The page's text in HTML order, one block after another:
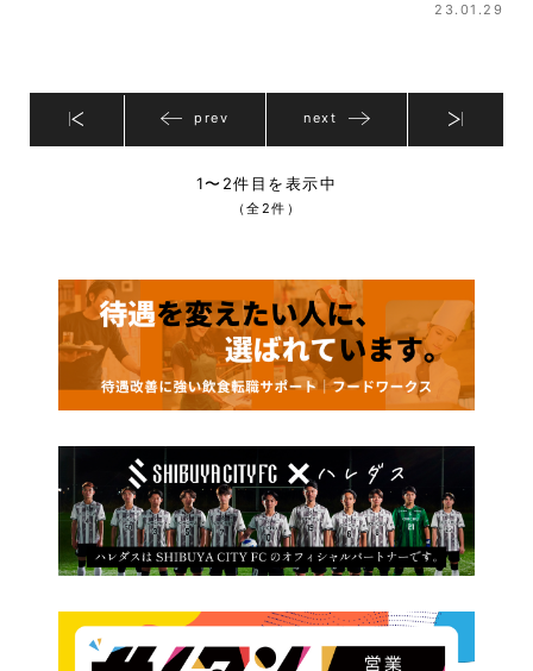
23.01.29
prev next
1〜2件目を表示中
（全2件）